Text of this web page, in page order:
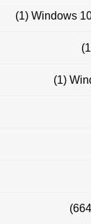
Windows
(1)
(1)